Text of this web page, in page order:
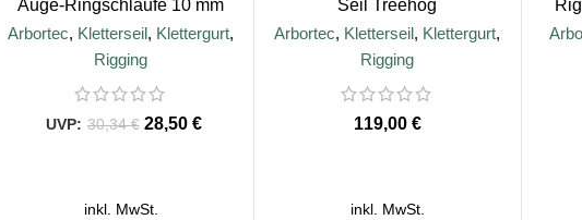
Auge-Ringschlaufe 10 mm
Arbortec, Kletterseil, Klettergurt,
Rigging
30,34€ 28,50 €
inkl. MwSt.
Seil Treehog
Arbortec, Kletterseil, Klettergurt,
Rigging
€
inkl. MwSt.